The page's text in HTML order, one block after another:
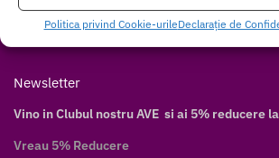
Politica privind Cookie-urileDeclarație de
Pinterest
Newsletter
Vino in Clubul nostru AVE si ai 5% reducere
Vreau 5% Reducere